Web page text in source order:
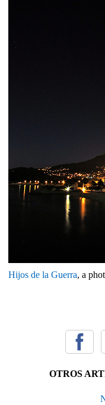
Hijos de la Guerra, a
OTROS